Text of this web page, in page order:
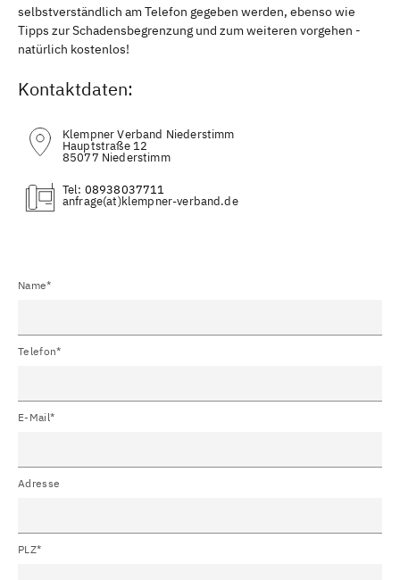
selbstverständlich am Telefon gegeben werden, ebenso wie
Tipps zur Schadensbegrenzung und zum weiteren vorgehen -
natürlich kostenlos!
Kontaktdaten:
Klempner Verband Niederstimm
Hauptstraße 12
85077 Niederstimm
Tel: 08938037711
(at)
Name*
Telefon*
E-Mail*
Adresse
PLZ*